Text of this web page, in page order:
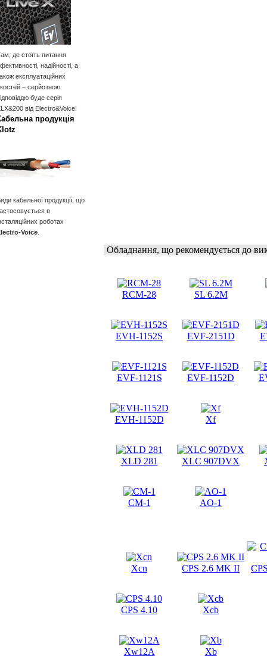
де стоїть питання
надійності, а
експлуатаційних
– серйозною
буде серія
від Electro&Voice!
продукція
кабельної продукції, що
в
роботах
Voice
Обладнання, що рекомендується до
RCM-28 SL 6.2M
EVH-1152S EVF-2151D
EVF-1121S EVF-1152D
EVH-1152D Xf
XLD 281 XLC 907DVX
CM-1 AO-1
Xcn CPS 2.6 MK II
CPS 4.10 Xcb
Xw12A Xb